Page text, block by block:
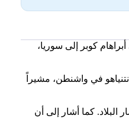
كوبر إلى سوريا،
في واشنطن، مشيراً
كما أشار إلى أن